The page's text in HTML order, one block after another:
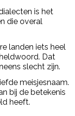
is het
die overal
landen iets heel
Dat
slecht zijn.
meisjesnaam.
bij de betekenis
heeft.